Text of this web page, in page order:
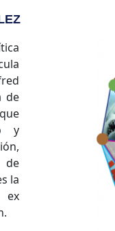
de
y
de
la
ex